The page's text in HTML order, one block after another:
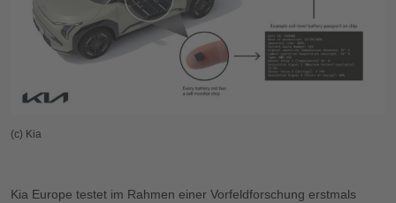
(c) Kia
Kia Europe testet im Rahmen einer Vorfeldforschung erstmals